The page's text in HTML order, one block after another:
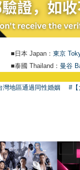
■日本 Japan： 東京
■泰國 Thailand： 曼谷
灣地區通過同性婚姻 #【